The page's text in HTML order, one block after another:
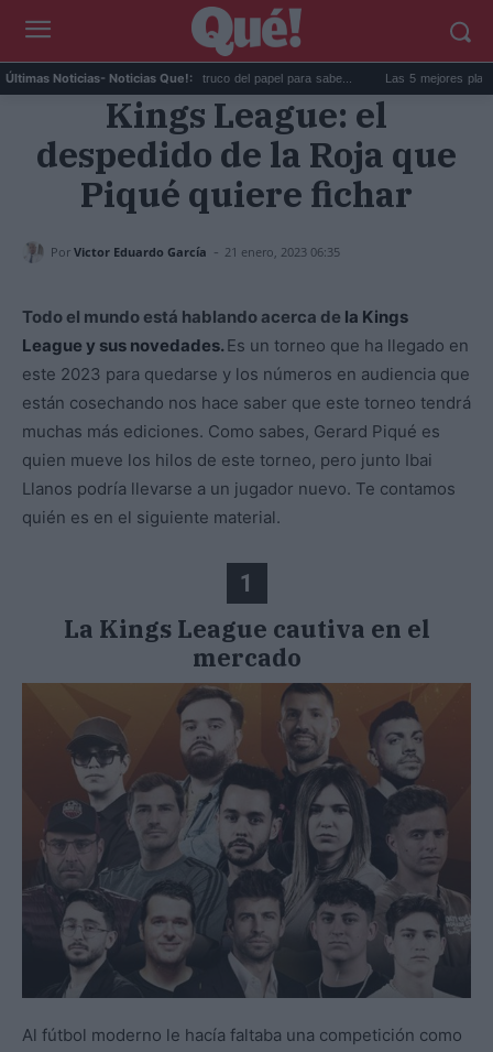
Últimas Noticias- Noticias Que!:
La goma de la nevera: el truco del papel para sabe... Las 5 mejores playas
Kings League: el
despedido de la Roja que
Piqué quiere fichar
Por Victor Eduardo García - 21 enero, 2023 06:35
Todo el mundo está hablando acerca de la Kings
League y sus novedades. Es un torneo que ha llegado en
este 2023 para quedarse y los números en audiencia que
están cosechando nos hace saber que este torneo tendrá
muchas más ediciones. Como sabes, Gerard Piqué es
quien mueve los hilos de este torneo, pero junto Ibai
Llanos podría llevarse a un jugador nuevo. Te contamos
quién es en el siguiente material.
1
La Kings League cautiva en el
mercado
Al fútbol moderno le hacía faltaba una competición como